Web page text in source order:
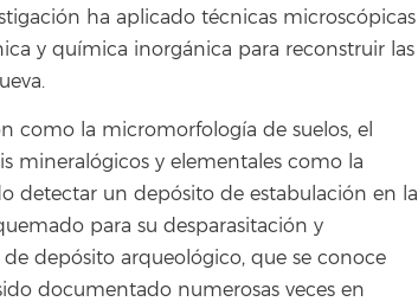
ha aplicado técnicas microscópicas
y química inorgánica para reconstruir las
como la micromorfología de suelos, el
mineralógicos y elementales como la
detectar un depósito de estabulación en la
para su desparasitación y
depósito arqueológico, que se conoce
documentado numerosas veces en